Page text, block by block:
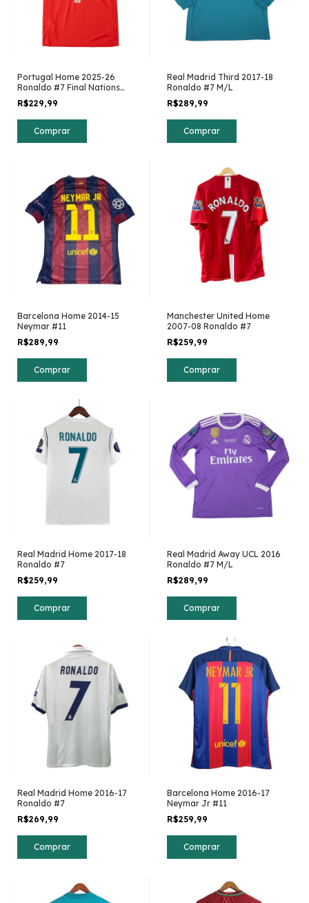
Portugal Home 2025-26
Ronaldo #7 Final Nations
League
R$229,99
Comprar
Real Madrid Third 2017-18
Ronaldo #7 M/L
R$289,99
Comprar
Barcelona Home 2014-15
Neymar #11
R$289,99
Comprar
Manchester United Home
2007-08 Ronaldo #7
R$259,99
Comprar
Real Madrid Home 2017-18
Ronaldo #7
R$259,99
Comprar
Real Madrid Away UCL 2016
Ronaldo #7 M/L
R$289,99
Comprar
Real Madrid Home 2016-17
Ronaldo #7
R$269,99
Comprar
Barcelona Home 2016-17
Neymar Jr #11
R$259,99
Comprar